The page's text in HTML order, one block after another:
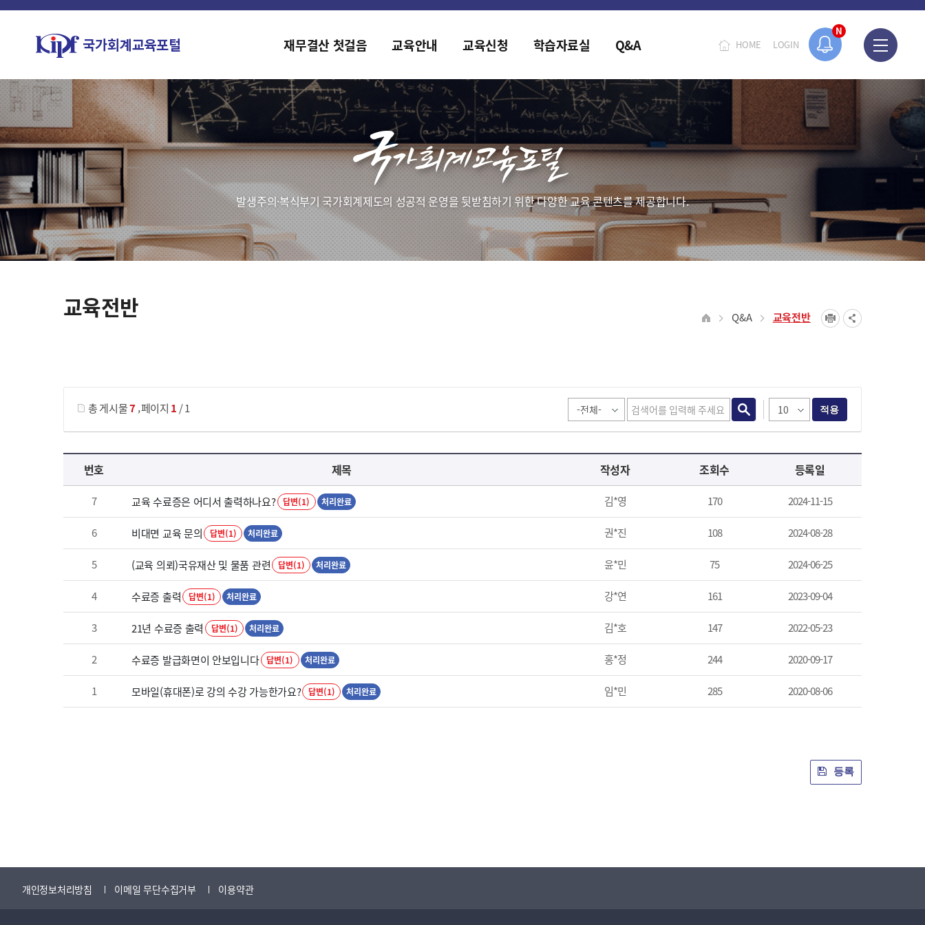
N
홈페이지가 새롭게 개편되었습니다.
HOME LOGIN
재무결산 첫걸음 교육안내 교육신청 학습자료실 Q&A
발생주의·복식부기 국가회계제도의 성공적 운영을 뒷받침하기 위한 다양한 교육 콘텐츠를 제공합니다.
교육전반 Q&A 교육전반
총 게시물7,페이지 1 / 1 적용
교육전반 목록 으로 번호, 제목, 작성자, 조회수, 등록 일로 나열 되고 있습니다.
번호 제목 작성자 조회수 등록일
7 교육 수료증은 어디서 출력하나요? 답변(1) 처리완료 김*영 170 2024-11-15
6 비대면 교육 문의 답변(1) 처리완료 권*진 108 2024-08-28
5 (교육 의뢰)국유재산 및 물품 관련 답변(1) 처리완료 윤*민 75 2024-06-25
4 수료증 출력 답변(1) 처리완료 강*연 161 2023-09-04
3 21년 수료증 출력 답변(1) 처리완료 김*호 147 2022-05-23
2 수료증 발급화면이 안보입니다 답변(1) 처리완료 홍*정 244 2020-09-17
1 모바일(휴대폰)로 강의 수강 가능한가요? 답변(1) 처리완료 임*민 285 2020-08-06
등록
개인정보처리방침 이메일 무단수집거부 이용약관